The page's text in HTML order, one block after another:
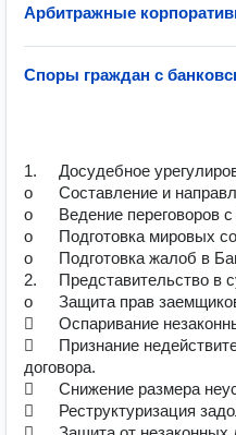
Арбитражные
Споры граждан с
1.	Досудебное урегулирование споров:
o	Составление и направление претензий в банк.
o	Ведение переговоров с банком от имени клиента.
o	Подготовка мировых соглашений.
o	Подготовка жалоб в Банк России.
2.	Представительство в суде:
o	Защита прав заемщиков:
	Оспаривание незаконных комиссий и штрафов.
	Признание недействительными пунктов кредитного
договора.
	Снижение размера неустойки.
	Реструктуризация задолженности.